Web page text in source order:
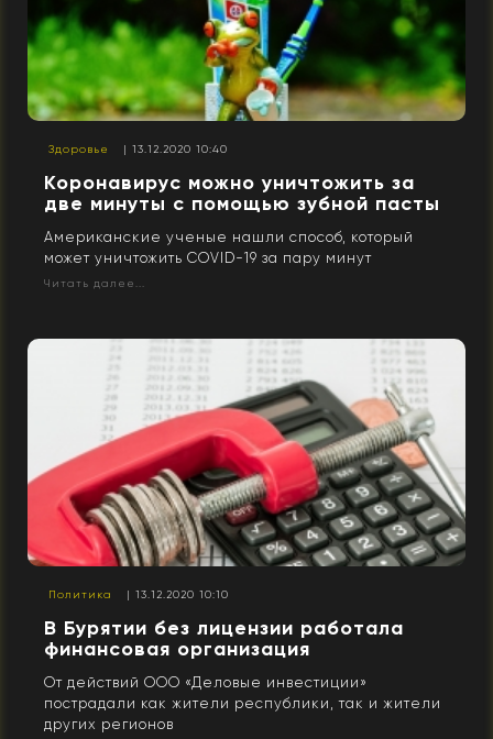
Здоровье | 13.12.2020 10:40
Коронавирус можно уничтожить за
две минуты с помощью зубной пасты
Американские ученые нашли способ, который
может уничтожить COVID-19 за пару минут
Читать далее...
Политика | 13.12.2020 10:10
В Бурятии без лицензии работала
финансовая организация
От действий ООО «Деловые инвестиции»
пострадали как жители республики, так и жители
других регионов